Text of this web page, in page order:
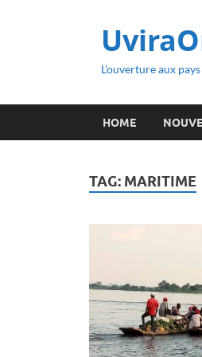
L’ouverture aux
HOME
TAG: MARITIME